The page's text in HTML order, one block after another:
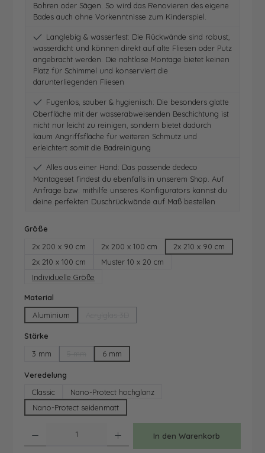
Bohren oder Sägen. So wird das Renovieren des eigene
Bades auch ohne Vorkenntnisse zum Kinderspiel.
Langlebig & wasserfest: Die Rückwände sind robust,
wasserdicht und können direkt auf alte Fliesen oder Putz
angebracht werden. Die nahtlose Montage bietet keinen
Platz für Schimmel und konserviert die
darunterliegenden Fliesen
Fugenlos, sauber & hygienisch: Die besonders glatte
Oberfläche mit der wasserabweisenden Beschichtung ist
nicht nur leicht zu reinigen, sondern bietet dadurch
kaum Angriffsfläche für weiteren Schmutz und
erleichtert somit die Badreinigung
Alles aus einer Hand: Das passende dedeco
Montageset findest du ebenfalls in unserem Shop. Auf
Anfrage bzw. mithilfe unseres Konfigurators kannst du
deine perfekten Duschrückwände auf Maß bestellen
Größe
2x 200 x 90 cm
2x 200 x 100 cm
2x 210 x 90 cm
2x 210 x 100 cm
Muster 10 x 20 cm
Individuelle Größe
Material
Aluminium
Stärke
3 mm
(Diese Option ist zurzeit nicht verfügbar.)
6 mm
Veredelung
Classic
Nano-Protect hochglanz
Nano-Protect seidenmatt
In den Warenkorb